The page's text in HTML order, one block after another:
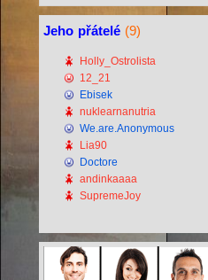
Jeho přátelé (9)
Holly_Ostrolista
12_21
Ebisek
nuklearnanutria
We.are.Anonymous
Lia90
Doctore
andinkaaaa
SupremeJoy